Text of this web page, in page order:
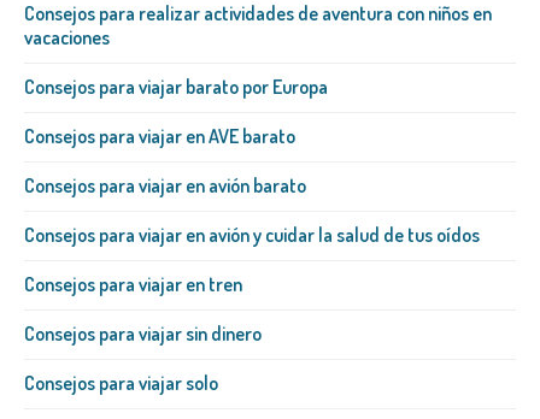
Consejos para realizar actividades de aventura con niños en
vacaciones
Consejos para viajar barato por Europa
Consejos para viajar en AVE barato
Consejos para viajar en avión barato
Consejos para viajar en avión y cuidar la salud de tus oídos
Consejos para viajar en tren
Consejos para viajar sin dinero
Consejos para viajar solo